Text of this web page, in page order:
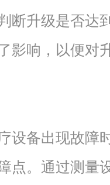
断升级是否达
影响，以便对
设备出现故障
点。通过测量